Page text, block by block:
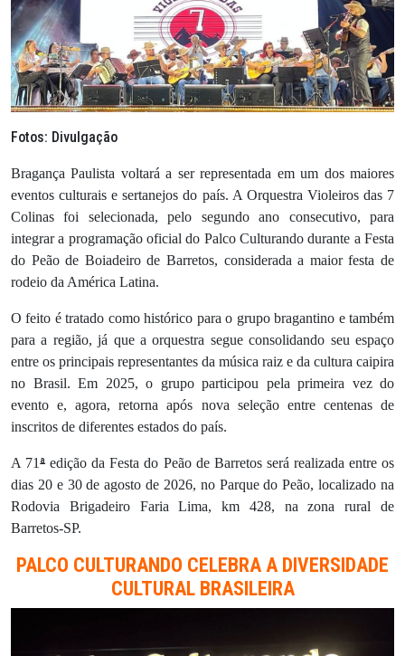
Fotos: Divulgação
Bragança Paulista voltará a ser representada em um dos maiores
eventos culturais e sertanejos do país. A Orquestra Violeiros das 7
Colinas foi selecionada, pelo segundo ano consecutivo, para
integrar a programação oficial do Palco Culturando durante a Festa
do Peão de Boiadeiro de Barretos, considerada a maior festa de
rodeio da América Latina.
O feito é tratado como histórico para o grupo bragantino e também
para a região, já que a orquestra segue consolidando seu espaço
entre os principais representantes da música raiz e da cultura caipira
no Brasil. Em 2025, o grupo participou pela primeira vez do
evento e, agora, retorna após nova seleção entre centenas de
inscritos de diferentes estados do país.
A 71ª edição da Festa do Peão de Barretos será realizada entre os
dias 20 e 30 de agosto de 2026, no Parque do Peão, localizado na
Rodovia Brigadeiro Faria Lima, km 428, na zona rural de
Barretos-SP.
PALCO CULTURANDO CELEBRA A DIVERSIDADE
CULTURAL BRASILEIRA